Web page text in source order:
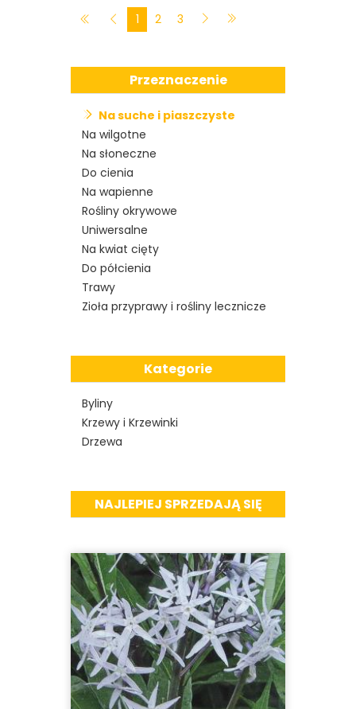
1 2 3
Przeznaczenie
Na suche i piaszczyste
Na wilgotne
Na słoneczne
Do cienia
Na wapienne
Rośliny okrywowe
Uniwersalne
Na kwiat cięty
Do półcienia
Trawy
Zioła przyprawy i rośliny lecznicze
Kategorie
Byliny
Krzewy i Krzewinki
Drzewa
NAJLEPIEJ SPRZEDAJĄ SIĘ